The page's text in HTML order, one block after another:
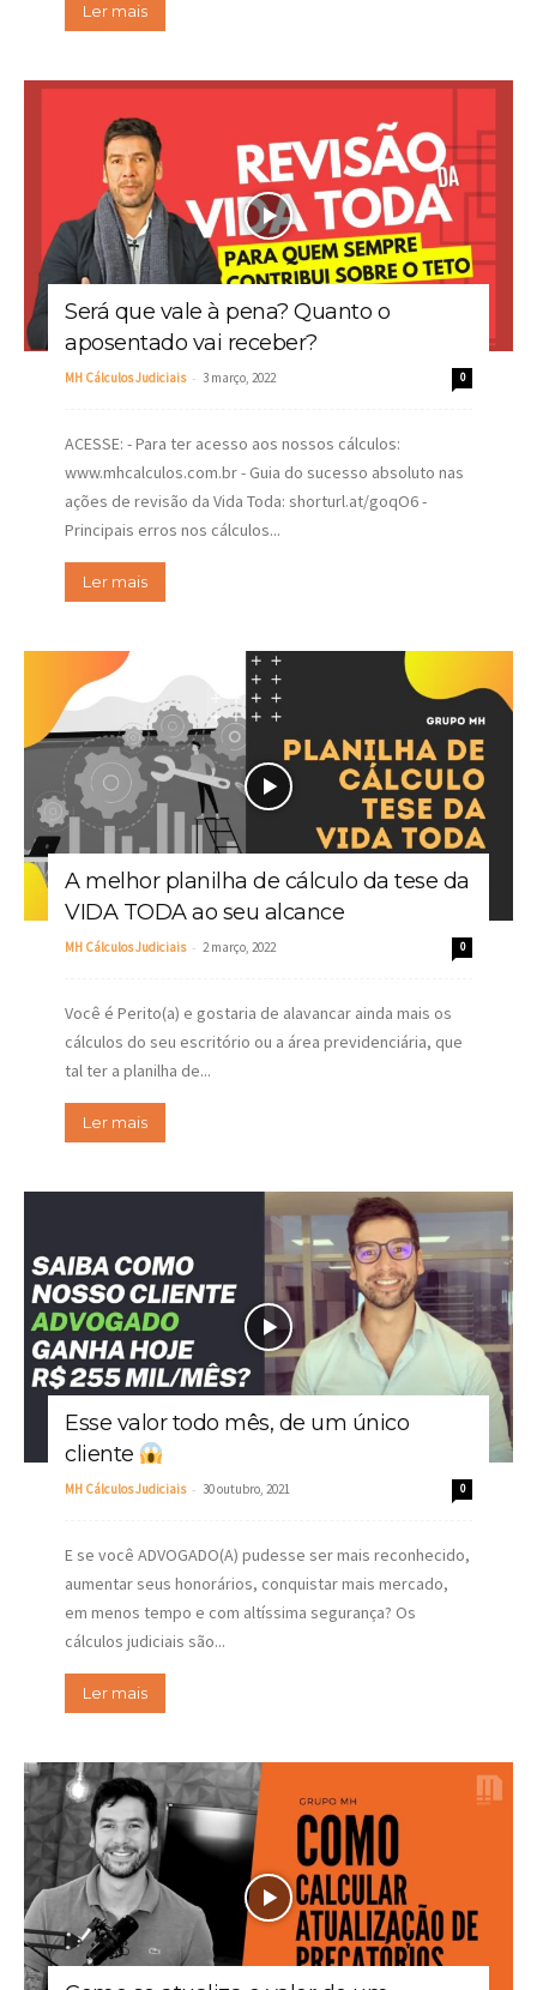
Ler mais
Será que vale à pena? Quanto o
aposentado vai receber?
MH Cálculos Judiciais - 3 março, 2022 0
ACESSE: - Para ter acesso aos nossos cálculos:
www.mhcalculos.com.br - Guia do sucesso absoluto nas
ações de revisão da Vida Toda: shorturl.at/goqO6 -
Principais erros nos cálculos...
Ler mais
A melhor planilha de cálculo da tese da
VIDA TODA ao seu alcance
MH Cálculos Judiciais - 2 março, 2022 0
Você é Perito(a) e gostaria de alavancar ainda mais os
cálculos do seu escritório ou a área previdenciária, que
tal ter a planilha de...
Ler mais
Esse valor todo mês, de um único
cliente
MH Cálculos Judiciais - 30 outubro, 2021 0
E se você ADVOGADO(A) pudesse ser mais reconhecido,
aumentar seus honorários, conquistar mais mercado,
em menos tempo e com altíssima segurança? Os
cálculos judiciais são...
Ler mais